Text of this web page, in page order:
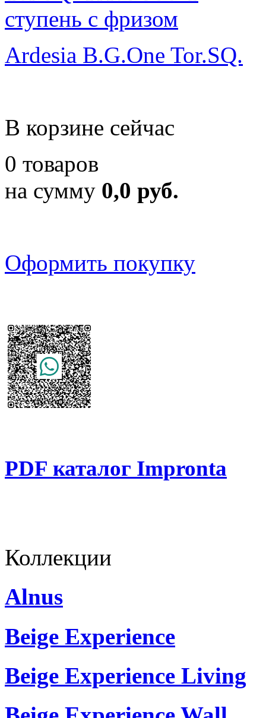
Ardesia B.G.One Tor.SQ.
В корзине сейчас
0 товаров
на сумму 0,0 руб.
Оформить покупку
PDF каталог Impronta
Коллекции
Alnus
Beige Experience
Beige Experience Living